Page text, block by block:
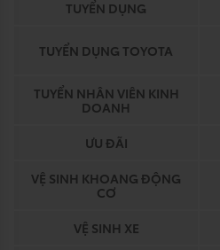
TUYỂN DỤNG
TUYỂN DỤNG TOYOTA
TUYỂN NHÂN VIÊN KINH
DOANH
ƯU ĐÃI
VỆ SINH KHOANG ĐỘNG
CƠ
VỆ SINH XE